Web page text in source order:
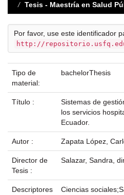
Tesis - Maestría en Salud
Por favor, use este identificador
http://
Tipo de
material:
bachelorThesis
Título :
Sistemas de
los servicios
Ecuador.
Autor : Zapata López,
Director de
Tesis :
Salazar, Sandra,
Descriptores
Ciencias